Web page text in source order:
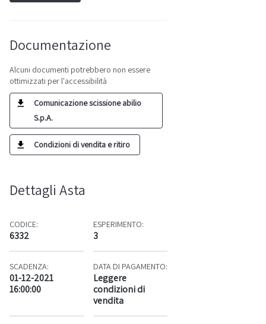
Documentazione
Alcuni documenti potrebbero non essere
ottimizzati per l'accessibilità
Comunicazione scissione abilio
S.p.A.
Condizioni di vendita e ritiro
Dettagli Asta
CODICE:
6332
ESPERIMENTO:
3
SCADENZA:
01-12-2021
16:00:00
DATA DI PAGAMENTO:
Leggere
condizioni di
vendita